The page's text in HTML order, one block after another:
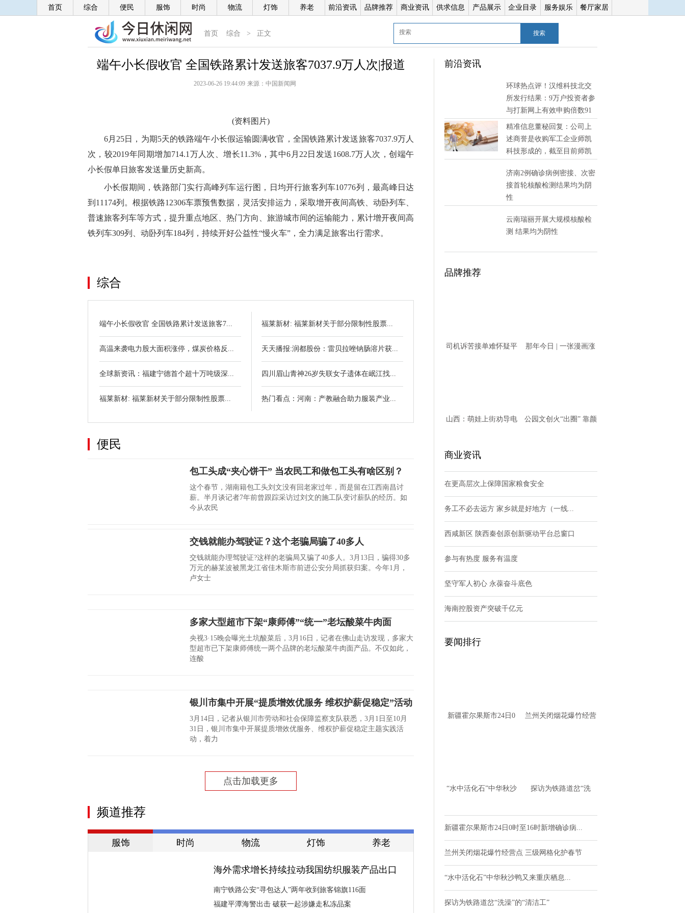
首页 综合 便民 服饰 时尚 物流 灯饰 养老 前沿资讯 品牌推荐 商业资讯 供求信息 产品展示 企业目录 服务娱乐 餐厅家居
首页 综合 > 正文 搜索
端午小长假收官 全国铁路累计发送旅客7037.9万人次|报道
2023-06-26 19:44:09 来源： 中国新闻网
(资料图片)
6月25日，为期5天的铁路端午小长假运输圆满收官，全国铁路累计发送旅客7037.9万人
次，较2019年同期增加714.1万人次、增长11.3%，其中6月22日发送1608.7万人次，创端午
小长假单日旅客发送量历史新高。
小长假期间，铁路部门实行高峰列车运行图，日均开行旅客列车10776列，最高峰日达
到11174列。根据铁路12306车票预售数据，灵活安排运力，采取增开夜间高铁、动卧列车、
普速旅客列车等方式，提升重点地区、热门方向、旅游城市间的运输能力，累计增开夜间高
铁列车309列、动卧列车184列，持续开好公益性“慢火车”，全力满足旅客出行需求。
综合
端午小长假收官 全国铁路累计发送旅客7...
高温来袭电力股大面积涨停，煤炭价格反...
全球新资讯：福建宁德首个超十万吨级深...
福莱新材: 福莱新材关于部分限制性股票...
福莱新材: 福莱新材关于部分限制性股票...
天天播报:润都股份：雷贝拉唑钠肠溶片获...
四川眉山青神26岁失联女子遗体在岷江找...
热门看点：河南：产教融合助力服装产业...
便民
包工头成“夹心饼干” 当农民工和做包工头有啥区别？
这个春节，湖南籍包工头刘文没有回老家过年，而是留在江西南昌讨
薪。半月谈记者7年前曾跟踪采访过刘文的施工队变讨薪队的经历。如
今从农民
交钱就能办驾驶证？这个老骗局骗了40多人
交钱就能办理驾驶证?这样的老骗局又骗了40多人。3月13日，骗得30多
万元的赫某波被黑龙江省佳木斯市前进公安分局抓获归案。今年1月，
卢女士
多家大型超市下架“康师傅”“统一”老坛酸菜牛肉面
央视3·15晚会曝光土坑酸菜后，3月16日，记者在佛山走访发现，多家大
型超市已下架康师傅统一两个品牌的老坛酸菜牛肉面产品。不仅如此，
连酸
银川市集中开展“提质增效优服务 维权护薪促稳定”活动
3月14日，记者从银川市劳动和社会保障监察支队获悉，3月1日至10月
31日，银川市集中开展提质增效优服务、维权护薪促稳定主题实践活
动，着力
点击加载更多
频道推荐
服饰 时尚 物流 灯饰 养老
海外需求增长持续拉动我国纺织服装产品出口
南宁铁路公安“寻包达人”两年收到旅客锦旗116面
福建平潭海警出击 破获一起涉嫌走私冻品案
前沿资讯
环球热点评！汉维科技北交
所发行结果：9万户投资者参
与打新网上有效申购倍数91
倍
精准信息董秘回复：公司上
述商誉是收购军工企业师凯
科技形成的，截至目前师凯
济南2例确诊病例密接、次密
接首轮核酸检测结果均为阴
性
云南瑞丽开展大规模核酸检
测 结果均为阴性
品牌推荐
司机诉苦接单难怀疑平
那年今日 | 一张漫画涨
山西：萌娃上街劝导电
公园文创火“出圈” 靠颜
商业资讯
在更高层次上保障国家粮食安全
务工不必去远方 家乡就是好地方（一线...
西咸新区 陕西秦创原创新驱动平台总窗口
参与有热度 服务有温度
坚守军人初心 永葆奋斗底色
海南控股资产突破千亿元
要闻排行
新疆霍尔果斯市24日0
兰州关闭烟花爆竹经营
“水中活化石”中华秋沙
探访为铁路道岔“洗
新疆霍尔果斯市24日0时至16时新增确诊病...
兰州关闭烟花爆竹经营点 三级网格化护春节
“水中活化石”中华秋沙鸭又来重庆栖息...
探访为铁路道岔“洗澡”的“清洁工”